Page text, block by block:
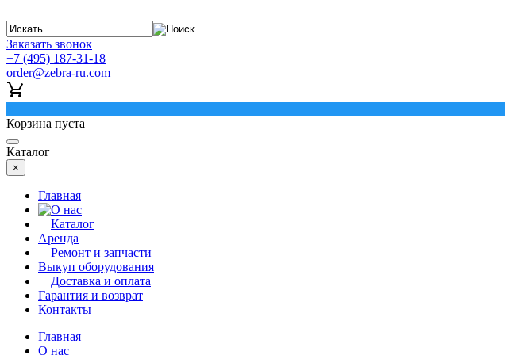
Заказать звонок
+7 (495) 187-31-18
order@zebra-ru.com
Корзина пуста
Каталог
×
Главная
О нас
Каталог
Аренда
Ремонт и запчасти
Выкуп оборудования
Доставка и оплата
Гарантия и возврат
Контакты
Главная
О нас